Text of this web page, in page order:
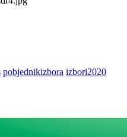
pobjednikizbora izbori2020